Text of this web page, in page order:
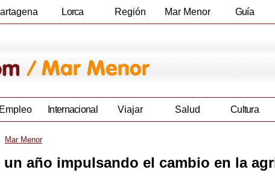
Lorca Región Mar Menor Guía
Empleo Internacional Viajar Salud Cultura
Mar Menor
año impulsando el cambio en la